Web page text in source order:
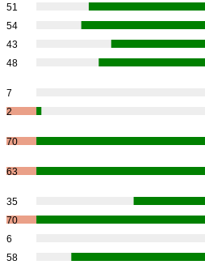
51
54
43
48
7
2
70
63
35
70
6
58